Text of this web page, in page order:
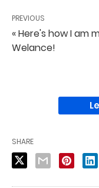
PREVIOUS
« Here's how I am
Welance!
SHARE